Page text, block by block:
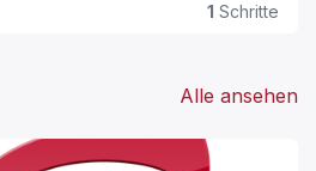
1 Schritte
Alle ansehen